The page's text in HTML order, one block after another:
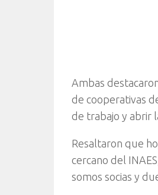
Ambas
de cooperativas
de trabajo y abrir
Resaltaron que
cercano del
somos socias y